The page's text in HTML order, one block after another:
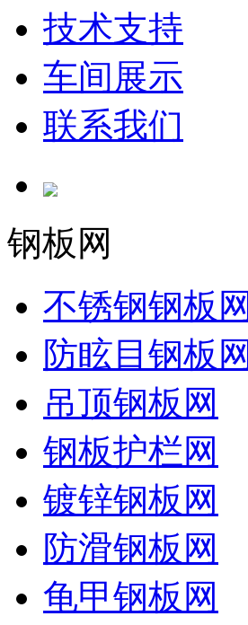
技术支持
车间展示
联系我们
钢板网
不锈钢钢板网
防眩目钢板网
吊顶钢板网
钢板护栏网
镀锌钢板网
防滑钢板网
龟甲钢板网